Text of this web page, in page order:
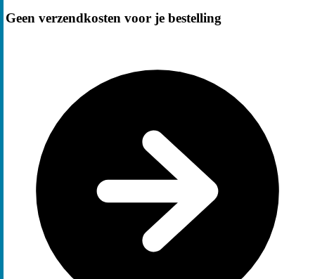
Geen verzendkosten voor je bestelling